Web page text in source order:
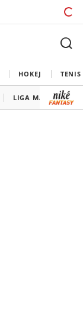
HOKEJ TENIS
LIGA MAJSTROV